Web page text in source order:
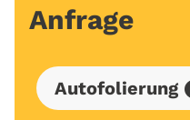
Anfrage
Autofolierung